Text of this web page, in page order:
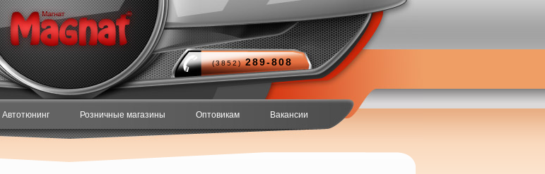
(3852)289-808
Автотюнинг Розничные магазины Оптовикам Вакансии